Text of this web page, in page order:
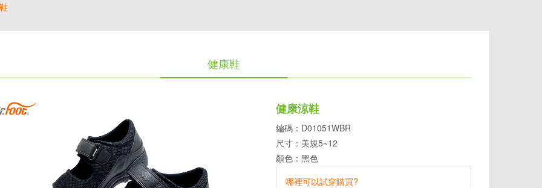
健康鞋
健康涼鞋
編碼：D01051WBR
尺寸：美規5~12
顏色：黑色
哪裡可以試穿購買?